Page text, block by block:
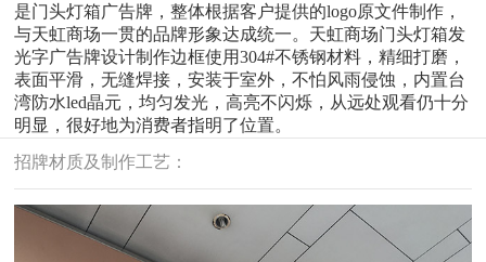
是门头灯箱广告牌，整体根据客户提供的logo原文件制作，
与天虹商场一贯的品牌形象达成统一。天虹商场门头灯箱发
光字广告牌设计制作边框使用304#不锈钢材料，精细打磨，
表面平滑，无缝焊接，安装于室外，不怕风雨侵蚀，内置台
湾防水led晶元，均匀发光，高亮不闪烁，从远处观看仍十分
明显，很好地为消费者指明了位置。
招牌材质及制作工艺：